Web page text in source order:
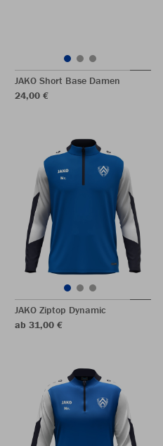
JAKO Short Base Damen
24,00 €
JAKO Ziptop Dynamic
ab 31,00 €